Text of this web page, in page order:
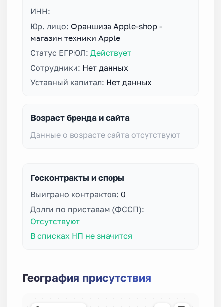
ИНН:
Юр. лицо: Франшиза Apple-shop -
магазин техники Apple
Статус ЕГРЮЛ: Действует
Сотрудники: Нет данных
Уставный капитал: Нет данных
Возраст бренда и сайта
Данные о возрасте сайта отсутствуют
Госконтракты и споры
Выиграно контрактов: 0
Долги по приставам (ФССП):
Отсутствуют
В списках НП не значится
География присутствия